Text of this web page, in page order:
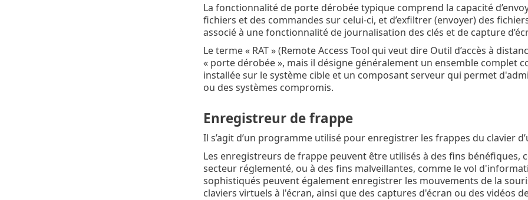
La fonctionnalité de porte dérobée typique comprend la capacité
fichiers et des commandes sur celui-ci, et d’exfiltrer (envoyer) des
associé à une fonctionnalité de journalisation des clés et de capture
Le terme « RAT » (Remote Access Tool qui veut dire Outil d’accès à
« porte dérobée », mais il désigne généralement un ensemble complet
installée sur le système cible et un composant serveur qui permet
ou des systèmes compromis.
Enregistreur de frappe
Il s’agit d’un programme utilisé pour enregistrer les frappes du clavier
Les enregistreurs de frappe peuvent être utilisés à des fins bénéfiques,
secteur réglementé, ou à des fins malveillantes, comme le vol
sophistiqués peuvent également enregistrer les mouvements de la
claviers virtuels à l'écran, ainsi que des captures d'écran ou des vidéos